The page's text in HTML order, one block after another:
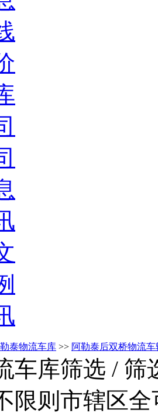
泰物流车库 >> 阿勒泰后双桥物流
车库筛选 / 筛
限则市辖区